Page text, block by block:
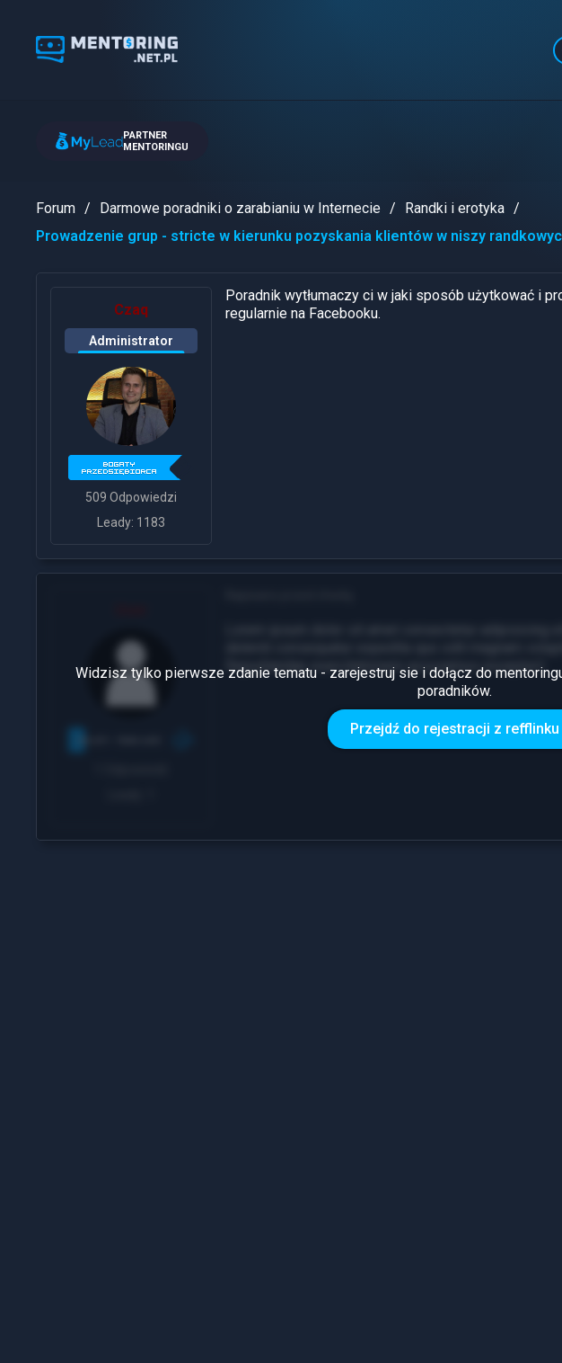
PARTNER
MENTORINGU
Forum Darmowe poradniki o zarabianiu w Internecie
Randki i erotyka
Prowadzenie grup - stricte w kierunku pozyskania klientów w niszy
Czaq
Administrator
509 Odpowiedzi
Leady: 1183
Poradnik wytłumaczy ci w jaki sposób użytkować i
regularnie na Facebooku.
Repudiandae exercitationem accusamus excepturi!
Widzisz tylko pierwsze zdanie tematu - zarejestruj sie i dołącz do
poradników.
Przejdź do rejestracji z refflinku